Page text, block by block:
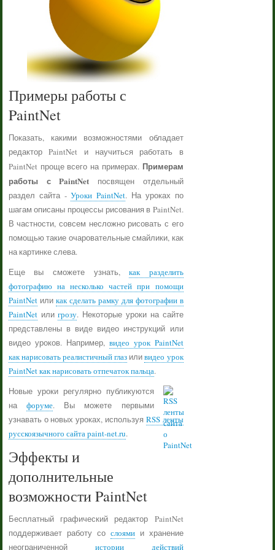
Примеры работы с
PaintNet
Показать, какими возможностями обладает
редактор PaintNet и научиться работать в
PaintNet проще всего на примерах. Примерам
работы с PaintNet посвящен отдельный
раздел сайта -Уроки PaintNet. На уроках по
шагам описаны процессы рисования в PaintNet.
В частности, совсем несложно рисовать с его
помощью такие очаровательные смайлики, как
на картинке слева.
Еще вы сможете узнать,как разделить
фотографию на несколько частей при помощи
PaintNetили как сделать рамку для фотографии в
PaintNetилигрозу. Некоторые уроки на сайте
представлены в виде видео инструкций или
видео уроков. Например, видео урок PaintNet
как нарисовать реалистичный глаз иливидео урок
PaintNet как нарисовать отпечаток пальца.
Новые уроки регулярно публикуются
нафоруме. Вы можете первыми
узнавать о новых уроках, используя RSS ленты
русскоязычного сайта paint-net.ru.
Эффекты и
дополнительные
возможности PaintNet
Бесплатный графический редактор PaintNet
поддерживает работу со слоямии хранение
неограниченной истории действий